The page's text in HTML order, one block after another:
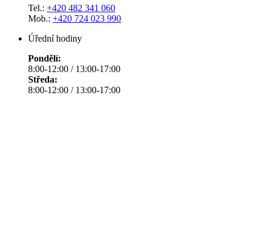
Tel.: +420 482 341 060
Mob.: +420 724 023 990
Úřední hodiny
Pondělí:
8:00-12:00 / 13:00-17:00
Středa:
8:00-12:00 / 13:00-17:00